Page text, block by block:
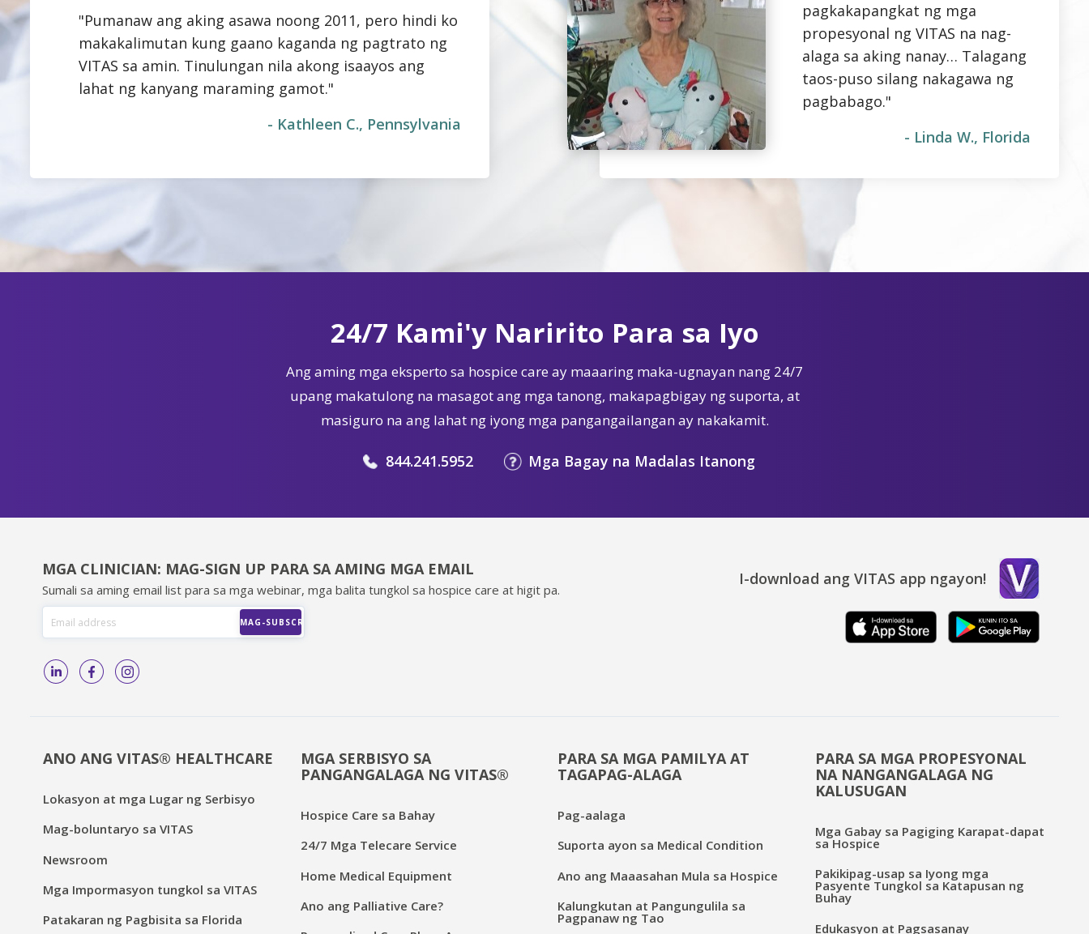
"Pumanaw ang aking asawa noong 2011, pero hindi ko
makakalimutan kung gaano kaganda ng pagtrato ng
VITAS sa amin. Tinulungan nila akong isaayos ang
lahat ng kanyang maraming gamot."
- Kathleen C., Pennsylvania
pagkakapangkat ng mga
propesyonal ng VITAS na nag-
alaga sa aking nanay… Talagang
taos-puso silang nakagawa ng
pagbabago."
- Linda W., Florida
24/7 Kami'y Naririto Para sa Iyo
Ang aming mga eksperto sa hospice care ay maaaring maka-ugnayan nang 24/7
upang makatulong na masagot ang mga tanong, makapagbigay ng suporta, at
masiguro na ang lahat ng iyong mga pangangailangan ay nakakamit.
844.241.5952 Mga Bagay na Madalas Itanong
MGA CLINICIAN: MAG-SIGN UP PARA SA AMING MGA EMAIL
Sumali sa aming email list para sa mga webinar, mga balita tungkol sa hospice care at higit pa.
I-download ang VITAS app ngayon!
ANO ANG VITAS® HEALTHCARE
Lokasyon at mga Lugar ng Serbisyo
Mag-boluntaryo sa VITAS
Newsroom
Mga Impormasyon tungkol sa VITAS
Patakaran ng Pagbisita sa Florida
MGA SERBISYO SA
PANGANGALAGA NG VITAS®
Hospice Care sa Bahay
24/7 Mga Telecare Service
Home Medical Equipment
Ano ang Palliative Care?
PARA SA MGA PAMILYA AT
TAGAPAG-ALAGA
Pag-aalaga
Suporta ayon sa Medical Condition
Ano ang Maaasahan Mula sa Hospice
Kalungkutan at Pangungulila sa
Pagpanaw ng Tao
PARA SA MGA PROPESYONAL
NA NANGANGALAGA NG
KALUSUGAN
Mga Gabay sa Pagiging Karapat-dapat
sa Hospice
Pakikipag-usap sa Iyong mga
Pasyente Tungkol sa Katapusan ng
Buhay
Edukasyon at Pagsasanay